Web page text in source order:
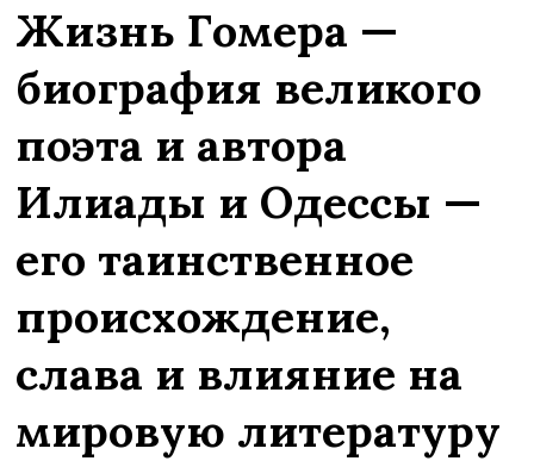
Жизнь Гомера —
биография великого
поэта и автора
Илиады и Одессы —
его таинственное
происхождение,
слава и влияние на
мировую литературу